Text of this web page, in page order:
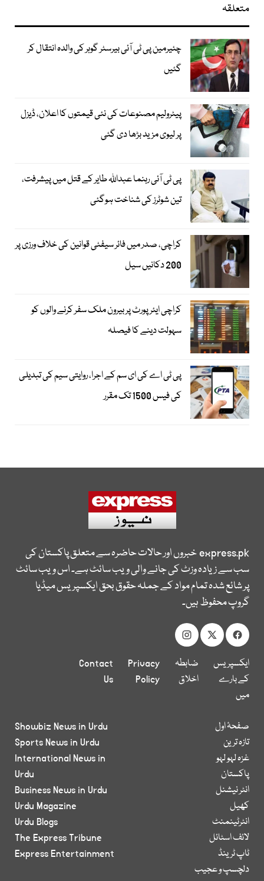
متعلقہ
چئیرمین پی ٹی آئی بیرسٹر گوہر کی والدہ انتقال کر
گئیں
پیٹرولیم مصنوعات کی نئی قیمتوں کا اعلان، ڈیزل
پر لیوی مزید بڑھا دی گئی
پی ٹی آئی رہنما عبداللہ طایر کے قتل میں پیشرفت،
تین شوٹرز کی شناخت ہوگئی
کراچی، صدر میں فائر سیفٹی قوانین کی خلاف ورزی پر
200 دکانیں سیل
کراچی ایئرپورٹ پر بیرون ملک سفر کرنے والوں کو
سہولت دینے کا فیصلہ
پی ٹی اے کی ای سم کے اجرا، روایتی سیم کی تبدیلی
کی فیس 1500 تک مقرر
express.pkخبروں اور حالات حاضرہ سے متعلق پاکستان کی
سب سے زیادہ وزٹ کی جانے والی ویب سائٹ ہے۔ اس ویب سائٹ
پر شائع شدہ تمام مواد کے جملہ حقوق بحق ایکسپریس میڈیا
گروپ محفوظ ہیں۔
ایکسپریس
کے بارے
میں
ضابطہ
اخلاق
Privacy
Policy
Contact
Us
صفحۂ اول
تازہ ترین
غزہ لہو لہو
پاکستان
انٹر نیشنل
کھیل
انٹرٹینمنٹ
لائف اسٹائل
ٹاپ ٹرینڈ
دلچسپ و عجیب
Showbiz News in Urdu
Sports News in Urdu
International News in
Urdu
Business News in Urdu
Urdu Magazine
Urdu Blogs
The Express Tribune
Express Entertainment